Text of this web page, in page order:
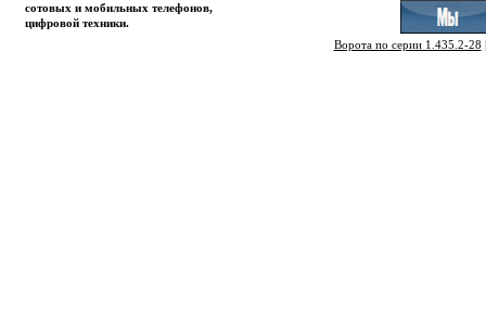
сотовых и мобильных телефонов,
цифровой техники.
Ворота по серии 1.435.2-28